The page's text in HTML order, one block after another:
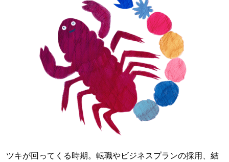
ツキが回ってくる時期。転職やビジネスプランの採用、結